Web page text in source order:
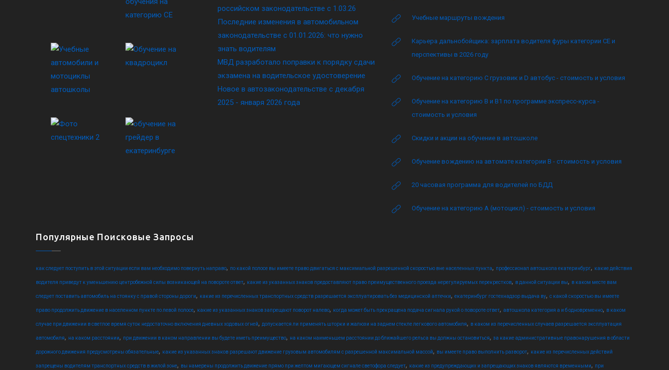
российском законодательстве c 1.03.26
Последние изменения в автомобильном
законодательстве c 01.01.2026: что нужно
знать водителям
МВД разработало поправки к порядку сдачи
экзамена на водительское удостоверение
Новое в автозаконодательстве с декабря
2025 - января 2026 года
Учебные маршруты вождения
Карьера дальнобойщика: зарплата водителя фуры категории CE и
перспективы в 2026 году
Обучение на категорию C грузовик и D автобус - стоимость и условия
Обучение на категорию B и B1 по программе экспресс-курса -
стоимость и условия
Скидки и акции на обучение в автошколе
Обучение вождению на автомате категории B - стоимость и условия
20 часовая программа для водителей по БДД
Обучение на категорию А (мотоцикл) - стоимость и условия
Популярные Поисковые Запросы
как следует поступить в этой ситуации если вам необходимо повернуть направо, по какой полосе вы имеете право двигаться с максимальной разрешенной скоростью вне населенных пункта, профессионал автошкола екатеринбург, какие действия
водителя приведут к уменьшению центробежной силы возникающей на повороте ответ, какие из указанных знаков предоставляют право преимущественного проезда нерегулируемых перекрестков, в данной ситуации вы, в каком месте вам
следует поставить автомобиль на стоянку с правой стороны дороги, какие из перечисленных транспортных средств разрешается эксплуатировать без медицинской аптечки, екатеринбург гостехнадзор выдача ву, с какой скоростью вы имеете
право продолжить движение в населенном пункте по левой полосе, какие из указанных знаков запрещают поворот налево, когда может быть прекращена подача сигнала рукой о повороте ответ, автошкола категория а и б одновременно, в каком
случае при движении в светлое время суток недостаточно включения дневных ходовых огней, допускается ли применять шторки и жалюзи на заднем стекле легкового автомобиля, в каком из перечисленных случаев разрешается эксплуатация
автомобиля, на каком расстоянии, при движении в каком направлении вы будете иметь преимущество, на каком наименьшем расстоянии до ближайшего рельса вы должны остановиться, за какие административные правонарушения в области
дорожного движения предусмотрены обязательные, какие из указанных знаков разрешают движение грузовым автомобилям с разрешенной максимальной массой, вы имеете право выполнить разворот, какие из перечисленных действий
запрещены водителям транспортных средств в жилой зоне, вы намерены продолжить движение прямо при желтом мигающем сигнале светофора следует, какие из предупреждающих и запрещающих знаков являются временными, при